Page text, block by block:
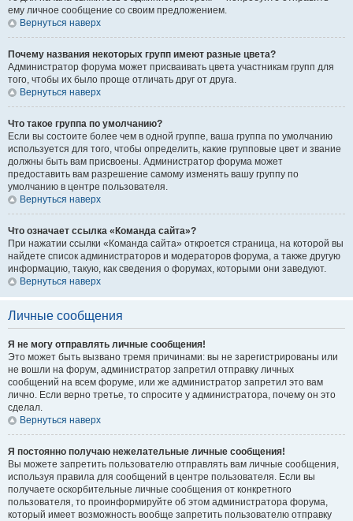
ему личное сообщение со своим предложением.
Вернуться наверх
Почему названия некоторых групп имеют разные цвета?
Администратор форума может присваивать цвета участникам групп для
того, чтобы их было проще отличать друг от друга.
Вернуться наверх
Что такое группа по умолчанию?
Если вы состоите более чем в одной группе, ваша группа по умолчанию
используется для того, чтобы определить, какие групповые цвет и звание
должны быть вам присвоены. Администратор форума может
предоставить вам разрешение самому изменять вашу группу по
умолчанию в центре пользователя.
Вернуться наверх
Что означает ссылка «Команда сайта»?
При нажатии ссылки «Команда сайта» откроется страница, на которой вы
найдете список администраторов и модераторов форума, а также другую
информацию, такую, как сведения о форумах, которыми они заведуют.
Вернуться наверх
Личные сообщения
Я не могу отправлять личные сообщения!
Это может быть вызвано тремя причинами: вы не зарегистрированы или
не вошли на форум, администратор запретил отправку личных
сообщений на всем форуме, или же администратор запретил это вам
лично. Если верно третье, то спросите у администратора, почему он это
сделал.
Вернуться наверх
Я постоянно получаю нежелательные личные сообщения!
Вы можете запретить пользователю отправлять вам личные сообщения,
используя правила для сообщений в центре пользователя. Если вы
получаете оскорбительные личные сообщения от конкретного
пользователя, то проинформируйте об этом администратора форума,
который имеет возможность вообще запретить пользователю отправку